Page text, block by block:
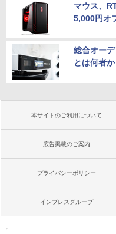
マウス、
5,000円オ
総合オー
とは何者か
本サイトのご利用について
広告掲載のご案内
プライバシーポリシー
インプレスグループ